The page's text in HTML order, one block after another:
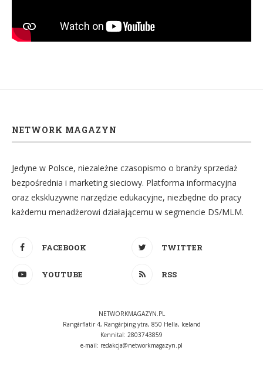
NETWORK MAGAZYN
Jedyne w Polsce, niezależne czasopismo o branży sprzedaż
bezpośrednia i marketing sieciowy. Platforma informacyjna
oraz ekskluzywne narzędzie edukacyjne, niezbędne do pracy
każdemu menadżerowi działającemu w segmencie DS/MLM.
FACEBOOK TWITTER
YOUTUBE RSS
NETWORKMAGAZYN.PL
Rangárflatir 4, Rangárþing ytra, 850 Hella, Iceland
Kennital: 2803743859
e-mail: redakcja@networkmagazyn.pl